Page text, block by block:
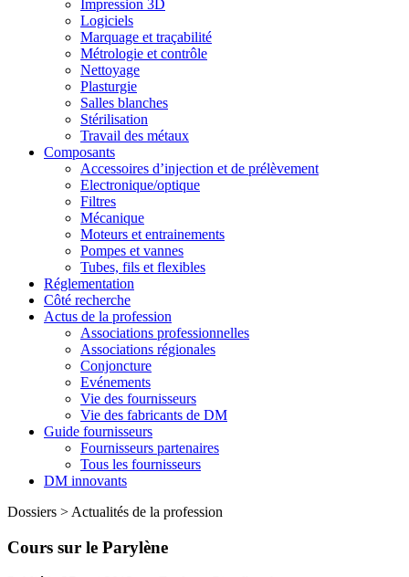
Impression 3D
Logiciels
Marquage et traçabilité
Métrologie et contrôle
Nettoyage
Plasturgie
Salles blanches
Stérilisation
Travail des métaux
Composants
Accessoires d’injection et de prélèvement
Electronique/optique
Filtres
Mécanique
Moteurs et entrainements
Pompes et vannes
Tubes, fils et flexibles
Réglementation
Côté recherche
Actus de la profession
Associations professionnelles
Associations régionales
Conjoncture
Evénements
Vie des fournisseurs
Vie des fabricants de DM
Guide fournisseurs
Fournisseurs partenaires
Tous les fournisseurs
DM innovants
Dossiers > Actualités de la profession
Cours sur le Parylène